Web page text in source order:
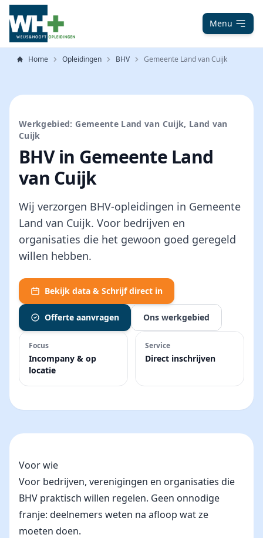
Menu
Home Opleidingen BHV Gemeente Land van Cuijk
Werkgebied: Gemeente Land van Cuijk, Land van
Cuijk
BHV in Gemeente Land
van Cuijk
Wij verzorgen BHV-opleidingen in Gemeente
Land van Cuijk. Voor bedrijven en
organisaties die het gewoon goed geregeld
willen hebben.
Bekijk data & Schrijf direct in
Offerte aanvragen Ons werkgebied
Focus
Incompany & op
locatie
Service
Direct inschrijven
Voor wie
Voor bedrijven, verenigingen en organisaties die
BHV praktisch willen regelen. Geen onnodige
franje: deelnemers weten na afloop wat ze
moeten doen.